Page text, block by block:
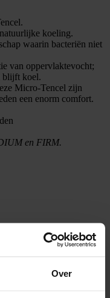
Over
koeling.
waarin bacteriën niet
van oppervlaktevocht;
blijft koel.
Micro-Tencel zijn
een enorm comfort.
en FIRM.